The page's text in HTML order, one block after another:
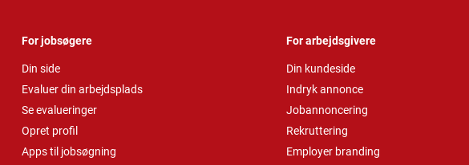
For jobsøgere
Din side
Evaluer din arbejdsplads
Se evalueringer
Opret profil
Apps til jobsøgning
For arbejdsgivere
Din kundeside
Indryk annonce
Jobannoncering
Rekruttering
Employer branding